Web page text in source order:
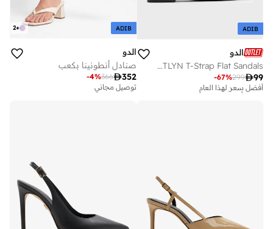
ADIB
الدو
CATLYN T-Strap Flat Sandals
99
299
-67%
أفضل سعر لهذا العام
تم بيع أكثر من 10 مؤخرا
+
2 ADIB
الدو
صنادل أنطونينا بكعب
352
366
-4%
توصيل مجاني